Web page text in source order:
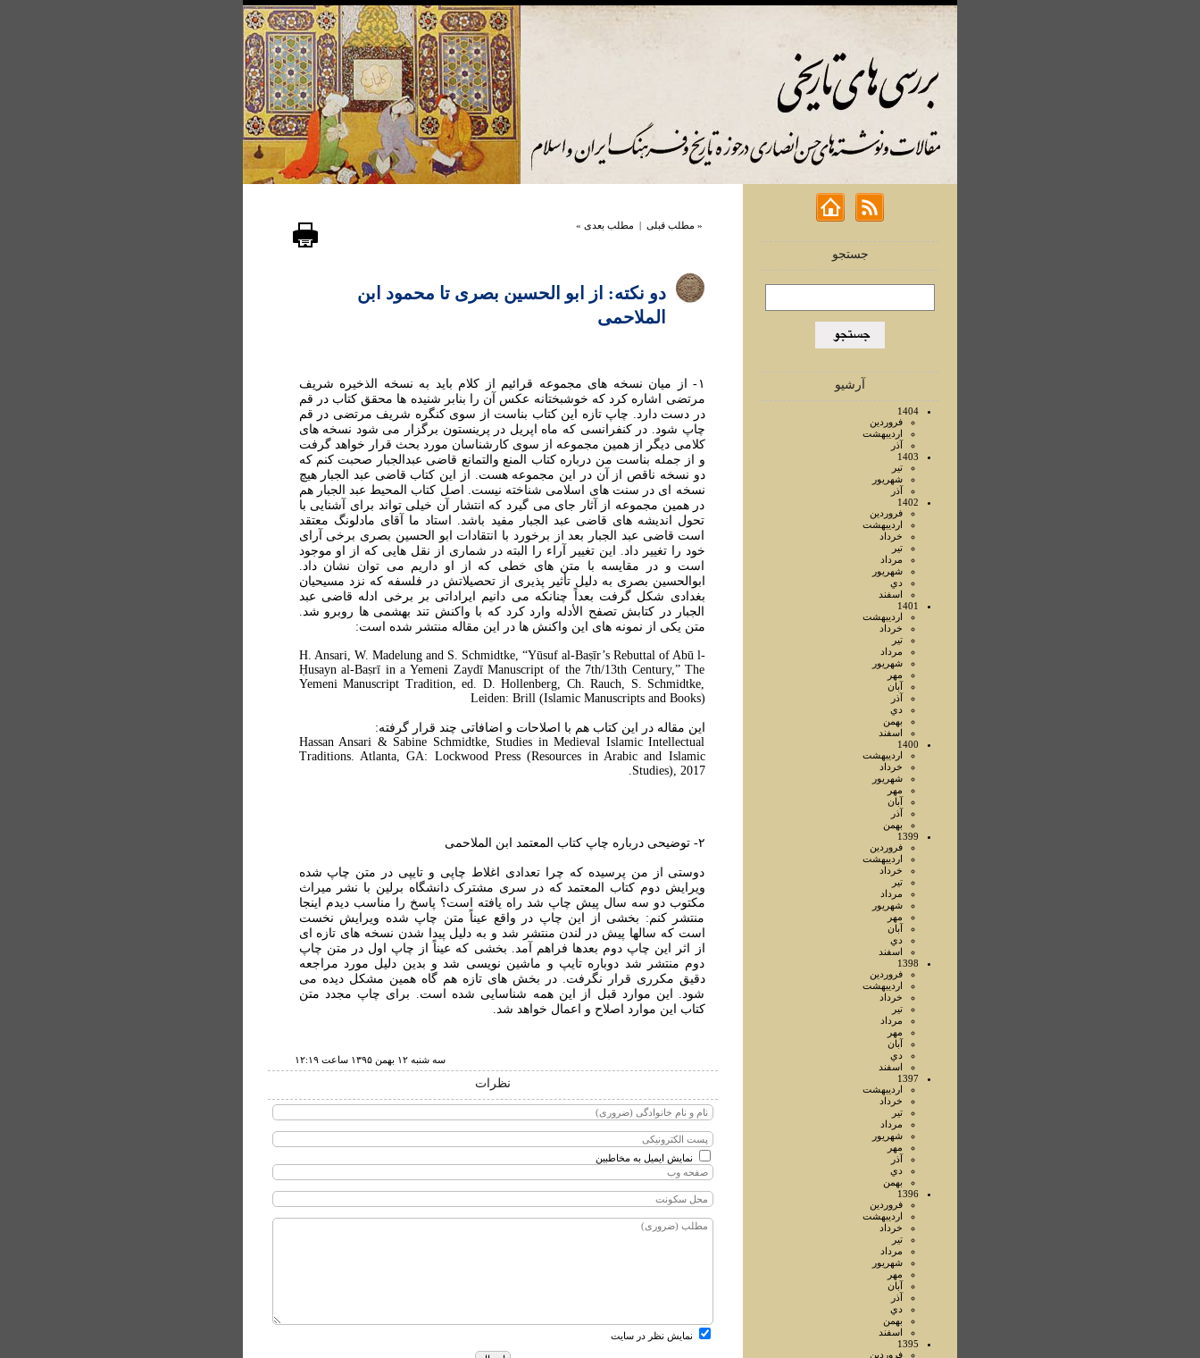
جستجو
آرشیو
1404
فروردين
ارديبهشت
آذر
1403
تير
شهريور
آذر
1402
فروردين
ارديبهشت
خرداد
تير
مرداد
شهريور
دي
اسفند
1401
ارديبهشت
خرداد
تير
مرداد
شهريور
مهر
آبان
آذر
دي
بهمن
اسفند
1400
ارديبهشت
خرداد
شهريور
مهر
آبان
آذر
بهمن
1399
فروردين
ارديبهشت
خرداد
تير
مرداد
شهريور
مهر
آبان
دي
اسفند
1398
فروردين
ارديبهشت
خرداد
تير
مرداد
مهر
آبان
دي
اسفند
1397
ارديبهشت
خرداد
تير
مرداد
شهريور
مهر
آذر
دي
بهمن
1396
فروردين
ارديبهشت
خرداد
تير
مرداد
شهريور
مهر
آبان
آذر
دي
بهمن
اسفند
1395
فروردين
« مطلب قبلی | مطلب بعدی »
دو نکته: از ابو الحسین بصری تا محمود ابن
الملاحمی
۱- از میان نسخه های مجموعه قرائیم از کلام باید به نسخه الذخیره شریف
مرتضی اشاره کرد که خوشبختانه عکس آن را بنابر شنیده ها محقق کتاب در قم
در دست دارد. چاپ تازه این کتاب بناست از سوی کنگره شریف مرتضی در قم
چاپ شود. در کنفرانسی که ماه اپریل در پرینستون برگزار می شود نسخه های
کلامی دیگر از همین مجموعه از سوی کارشناسان مورد بحث قرار خواهد گرفت
و از جمله بناست من درباره کتاب المنع والتمانع قاضی عبدالجبار صحبت کنم که
دو نسخه ناقص از آن در این مجموعه هست. از این کتاب قاضی عبد الجبار هیچ
نسخه ای در سنت های اسلامی شناخته نیست. اصل کتاب المحیط عبد الجبار هم
در همین مجموعه از آثار جای می گیرد که انتشار آن خیلی تواند برای آشنایی با
تحول اندیشه های قاضی عبد الجبار مفید باشد. استاد ما آقای مادلونگ معتقد
است قاضی عبد الجبار بعد از برخورد با انتقادات ابو الحسین بصری برخی آرای
خود را تغییر داد. این تغییر آراء را البته در شماری از نقل هایی که از او موجود
است و در مقایسه با متن های خطی که از او داریم می توان نشان داد.
ابوالحسین بصری به دلیل تأثیر پذیری از تحصیلاتش در فلسفه که نزد مسیحیان
بغدادی شکل گرفت بعداً چنانکه می دانیم ایراداتی بر برخی ادله قاضی عبد
الجبار در کتابش تصفح الأدله وارد کرد که با واکنش تند بهشمی ها روبرو شد.
متن یکی از نمونه های این واکنش ها در این مقاله منتشر شده است:
H. Ansari, W. Madelung and S. Schmidtke, “Yūsuf al-Baṣīr’s Rebuttal of Abū l-
Ḥusayn al-Baṣrī in a Yemeni Zaydī Manuscript of the 7th/13th Century,” The
Yemeni Manuscript Tradition, ed. D. Hollenberg, Ch. Rauch, S. Schmidtke,
Leiden: Brill (Islamic Manuscripts and Books)
این مقاله در این کتاب هم با اصلاحات و اضافاتی چند قرار گرفته:
Hassan Ansari & Sabine Schmidtke, Studies in Medieval Islamic Intellectual
Traditions. Atlanta, GA: Lockwood Press (Resources in Arabic and Islamic
Studies), 2017.
۲- توضیحی درباره چاپ کتاب المعتمد ابن الملاحمی
دوستی از من پرسیده که چرا تعدادی اغلاط چاپی و تایپی در متن چاپ شده
ویرایش دوم کتاب المعتمد که در سری مشترک دانشگاه برلین با نشر میراث
مکتوب دو سه سال پیش چاپ شد راه یافته است؟ پاسخ را مناسب دیدم اینجا
منتشر کنم: بخشی از این چاپ در واقع عیناً متن چاپ شده ویرایش نخست
است که سالها پیش در لندن منتشر شد و به دلیل پیدا شدن نسخه های تازه ای
از اثر این چاپ دوم بعدها فراهم آمد. بخشی که عیناً از چاپ اول در متن چاپ
دوم منتشر شد دوباره تایپ و ماشین نویسی شد و بدین دلیل مورد مراجعه
دقیق مکرری قرار نگرفت. در بخش های تازه هم گاه همین مشکل دیده می
شود. این موارد قبل از این همه شناسایی شده است. برای چاپ مجدد متن
کتاب این موارد اصلاح و اعمال خواهد شد.
سه شنبه ۱۲ بهمن ۱۳۹۵ ساعت ۱۲:۱۹
نظرات
نمایش ایمیل به مخاطبین
نمایش نظر در سایت